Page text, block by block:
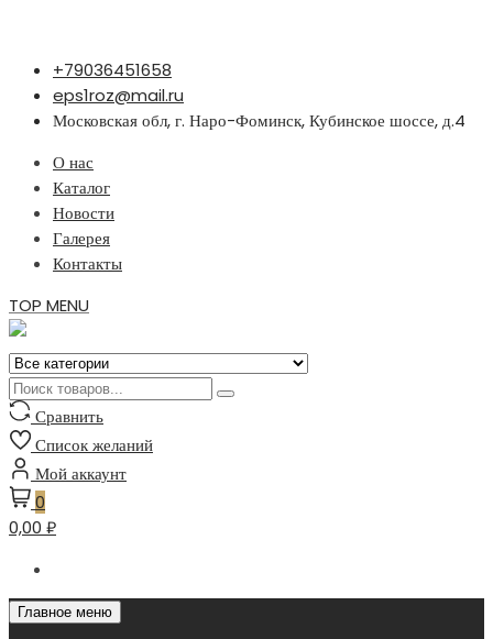
Перейти
содержимому
+79036451658
eps1roz@mail.ru
Московская обл, г. Наро-Фоминск, Кубинское шоссе, д.4
О нас
Каталог
Новости
Галерея
Контакты
TOP MENU
Сравнить
Список желаний
Мой аккаунт
0
0,00 ₽
Главное меню